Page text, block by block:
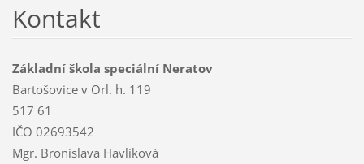
Kontakt
Základní škola speciální Neratov
Bartošovice v Orl. h. 119
517 61
IČO 02693542
Mgr. Bronislava Havlíková